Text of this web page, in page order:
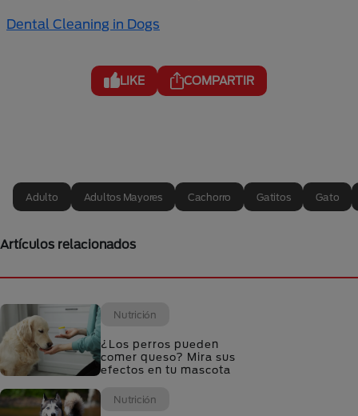
Dental Cleaning in Dogs
LIKE COMPARTIR
Adulto Adultos Mayores Cachorro Gatitos Gato
Artículos relacionados
Nutrición
¿Los perros pueden
comer queso? Mira sus
efectos en tu mascota
Nutrición